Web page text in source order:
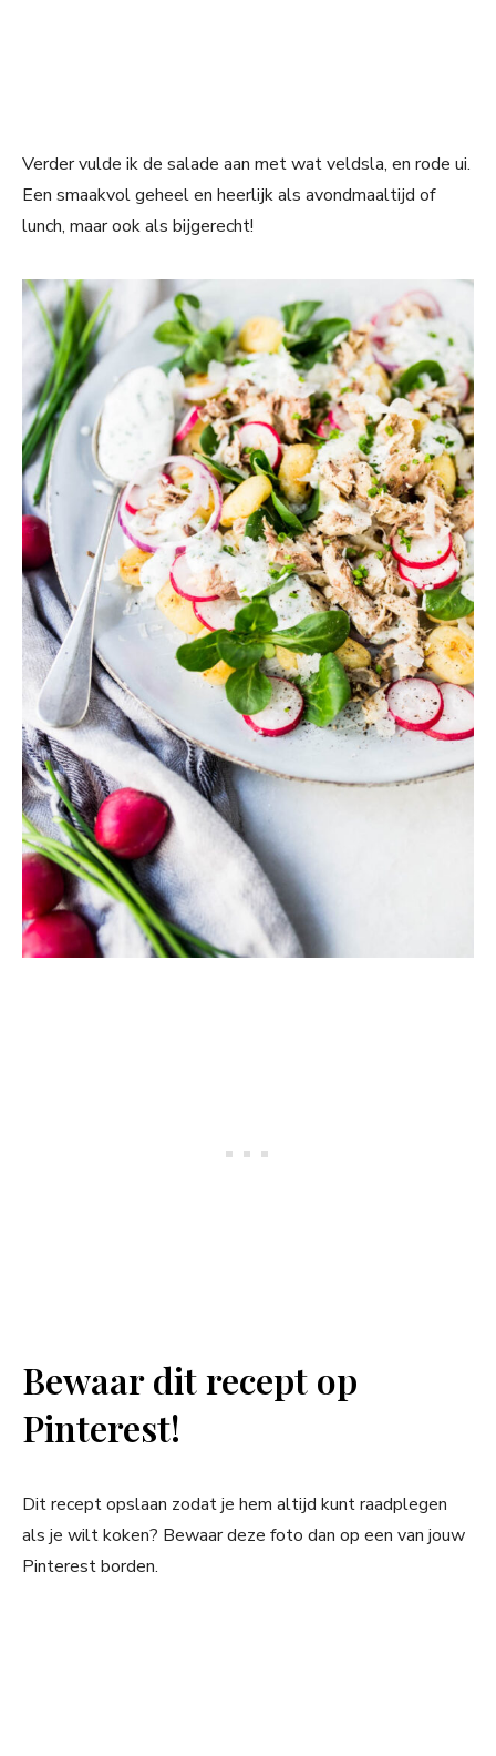
Verder vulde ik de salade aan met wat veldsla, en rode ui.
Een smaakvol geheel en heerlijk als avondmaaltijd of
lunch, maar ook als bijgerecht!
Bewaar dit recept op
Pinterest!
Dit recept opslaan zodat je hem altijd kunt raadplegen
als je wilt koken? Bewaar deze foto dan op een van jouw
Pinterest borden.